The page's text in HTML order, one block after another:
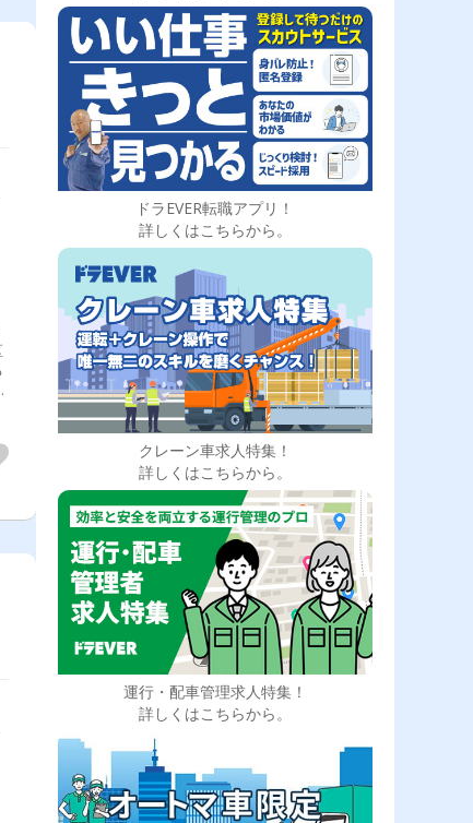
ドラEVER転職アプリ！
詳しくはこちらから。
クレーン車求人特集！
詳しくはこちらから。
運行・配車管理求人特集！
詳しくはこちらから。